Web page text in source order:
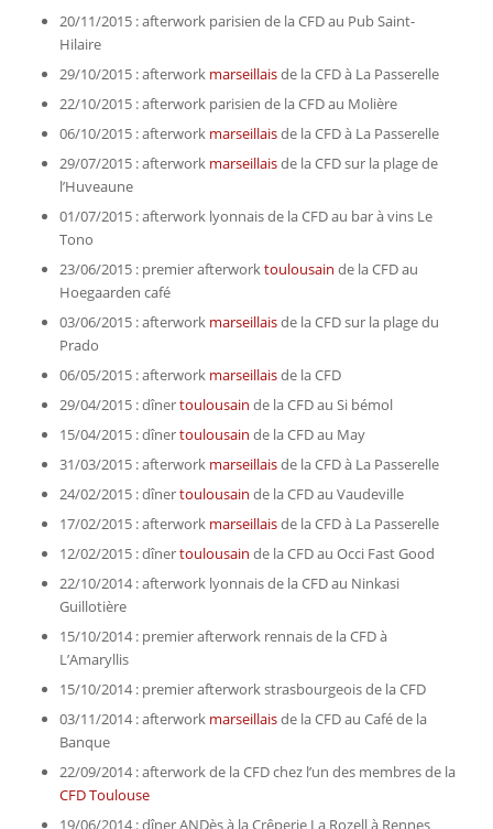
20/11/2015 : afterwork parisien de la CFD au Pub Saint-
Hilaire
29/10/2015 : afterwork marseillaisde la CFD à La Passerelle
22/10/2015 : afterwork parisien de la CFD au Molière
06/10/2015 : afterwork marseillaisde la CFD à La Passerelle
29/07/2015 : afterwork marseillaisde la CFD sur la plage de
l’Huveaune
01/07/2015 : afterwork lyonnais de la CFD au bar à vins Le
Tono
23/06/2015 : premier afterworktoulousain de la CFD au
Hoegaarden café
03/06/2015 : afterwork marseillaisde la CFD sur la plage du
Prado
06/05/2015 : afterwork marseillaisde la CFD
29/04/2015 : dînertoulousain de la CFD au Si bémol
15/04/2015 : dînertoulousain de la CFD au May
31/03/2015 : afterwork marseillaisde la CFD à La Passerelle
24/02/2015 : dînertoulousain de la CFD au Vaudeville
17/02/2015 : afterwork marseillaisde la CFD à La Passerelle
12/02/2015 : dînertoulousain de la CFD au Occi Fast Good
22/10/2014 : afterwork lyonnais de la CFD au Ninkasi
Guillotière
15/10/2014 : premier afterwork rennais de la CFD à
L’Amaryllis
15/10/2014 : premier afterwork strasbourgeois de la CFD
03/11/2014 : afterwork marseillaisde la CFD au Café de la
Banque
22/09/2014 : afterwork de la CFD chez l’un des membres de la
CFD Toulouse
19/06/2014 : dîner ANDès à la Crêperie La Rozell à Rennes